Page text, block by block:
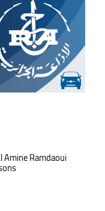
Amine Ramdaoui